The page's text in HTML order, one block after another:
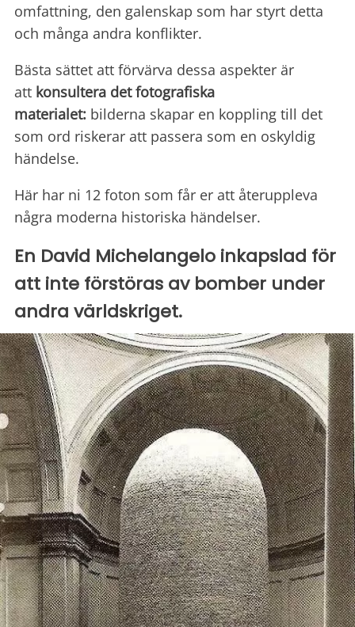
omfattning, den galenskap som har styrt detta
och många andra konflikter.
Bästa sättet att förvärva dessa aspekter är
att konsultera det fotografiska
materialet: bilderna skapar en koppling till det
som ord riskerar att passera som en oskyldig
händelse.
Här har ni 12 foton som får er att återuppleva
några moderna historiska händelser.
En David Michelangelo inkapslad för
att inte förstöras av bomber under
andra världskriget.